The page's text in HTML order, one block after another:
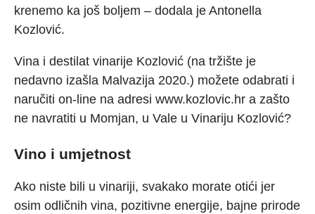
krenemo ka još boljem – dodala je Antonella
Kozlović.
Vina i destilat vinarije Kozlović (na tržište je
nedavno izašla Malvazija 2020.) možete odabrati i
naručiti on-line na adresi www.kozlovic.hr a zašto
ne navratiti u Momjan, u Vale u Vinariju Kozlović?
Vino i umjetnost
Ako niste bili u vinariji, svakako morate otići jer
osim odličnih vina, pozitivne energije, bajne prirode